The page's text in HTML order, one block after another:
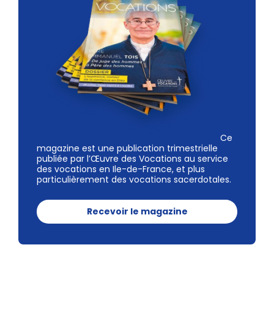
Ce
magazine est une publication trimestrielle
publiée par l’Œuvre des Vocations au service
des vocations en Ile-de-France, et plus
particulièrement des vocations sacerdotales.
Recevoir le magazine